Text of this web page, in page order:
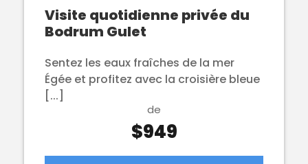
Visite quotidienne privée du
Bodrum Gulet
Sentez les eaux fraîches de la mer
Égée et profitez avec la croisière bleue
[...]
de
$949